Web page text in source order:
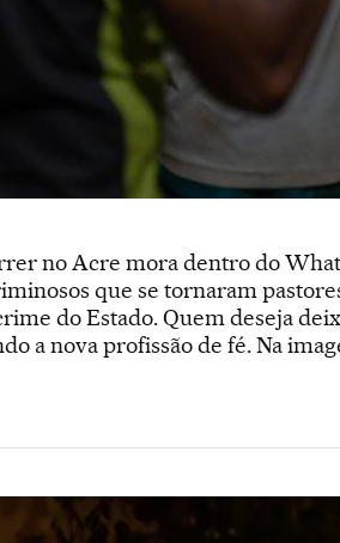
no Acre mora dentro do
que se tornaram
do Estado. Quem deseja
a nova profissão de fé. Na